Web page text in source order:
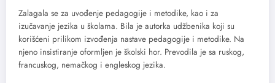
Zalagala se za uvođenje pedagogije i metodike, kao i za
izučavanje jezika u školama. Bila je autorka udžbenika koji su
korišćeni prilikom izvođenja nastave pedagogije i metodike. Na
njeno insistiranje oformljen je školski hor. Prevodila je sa ruskog,
francuskog, nemačkog i engleskog jezika.